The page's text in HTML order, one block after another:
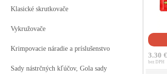
Klasické skrutkovače
Vykružovače
Krimpovacie náradie a príslušenstvo
Sady nástrčných kľúčov, Gola sady
3.30 €
bez DPH